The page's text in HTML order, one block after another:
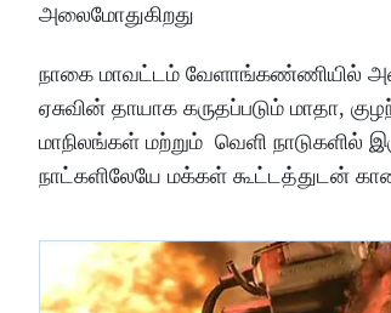
அலைமோதுகிறது
நாகை மாவட்டம் வேளாங்கண்ணியில்
ஏசுவின் தாயாக கருதப்படும் மாதா,
மாநிலங்கள் மற்றும் வெளி
நாட்களிலேயே மக்கள் கூட்டத்துடன்